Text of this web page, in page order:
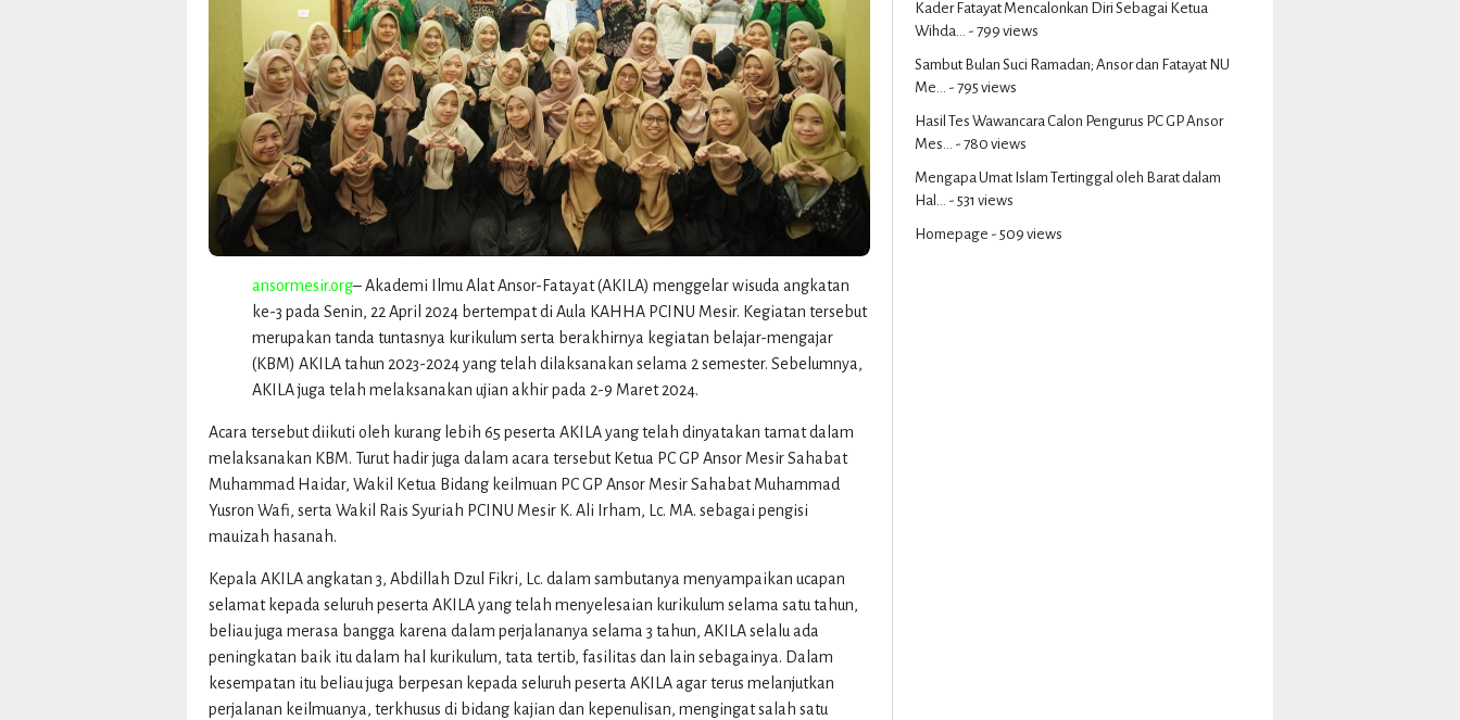
ansormesir.org– Akademi Ilmu Alat Ansor-Fatayat (AKILA) menggelar wisuda angkatan
ke-3 pada Senin, 22 April 2024 bertempat di Aula KAHHA PCINU Mesir. Kegiatan tersebut
merupakan tanda tuntasnya kurikulum serta berakhirnya kegiatan belajar-mengajar
(KBM) AKILA tahun 2023-2024 yang telah dilaksanakan selama 2 semester. Sebelumnya,
AKILA juga telah melaksanakan ujian akhir pada 2-9 Maret 2024.
Acara tersebut diikuti oleh kurang lebih 65 peserta AKILA yang telah dinyatakan tamat dalam
melaksanakan KBM. Turut hadir juga dalam acara tersebut Ketua PC GP Ansor Mesir Sahabat
Muhammad Haidar, Wakil Ketua Bidang keilmuan PC GP Ansor Mesir Sahabat Muhammad
Yusron Wafi, serta Wakil Rais Syuriah PCINU Mesir K. Ali Irham, Lc. MA. sebagai pengisi
mauizah hasanah.
Kepala AKILA angkatan 3, Abdillah Dzul Fikri, Lc. dalam sambutanya menyampaikan ucapan
selamat kepada seluruh peserta AKILA yang telah menyelesaian kurikulum selama satu tahun,
beliau juga merasa bangga karena dalam perjalananya selama 3 tahun, AKILA selalu ada
peningkatan baik itu dalam hal kurikulum, tata tertib, fasilitas dan lain sebagainya. Dalam
kesempatan itu beliau juga berpesan kepada seluruh peserta AKILA agar terus melanjutkan
perjalanan keilmuanya, terkhusus di bidang kajian dan kepenulisan, mengingat salah satu
Kader Fatayat Mencalonkan Diri Sebagai Ketua
Wihda... - 799 views
Sambut Bulan Suci Ramadan; Ansor dan Fatayat NU
Me... - 795 views
Hasil Tes Wawancara Calon Pengurus PC GP Ansor
Mes... - 780 views
Mengapa Umat Islam Tertinggal oleh Barat dalam
Hal... - 531 views
Homepage - 509 views